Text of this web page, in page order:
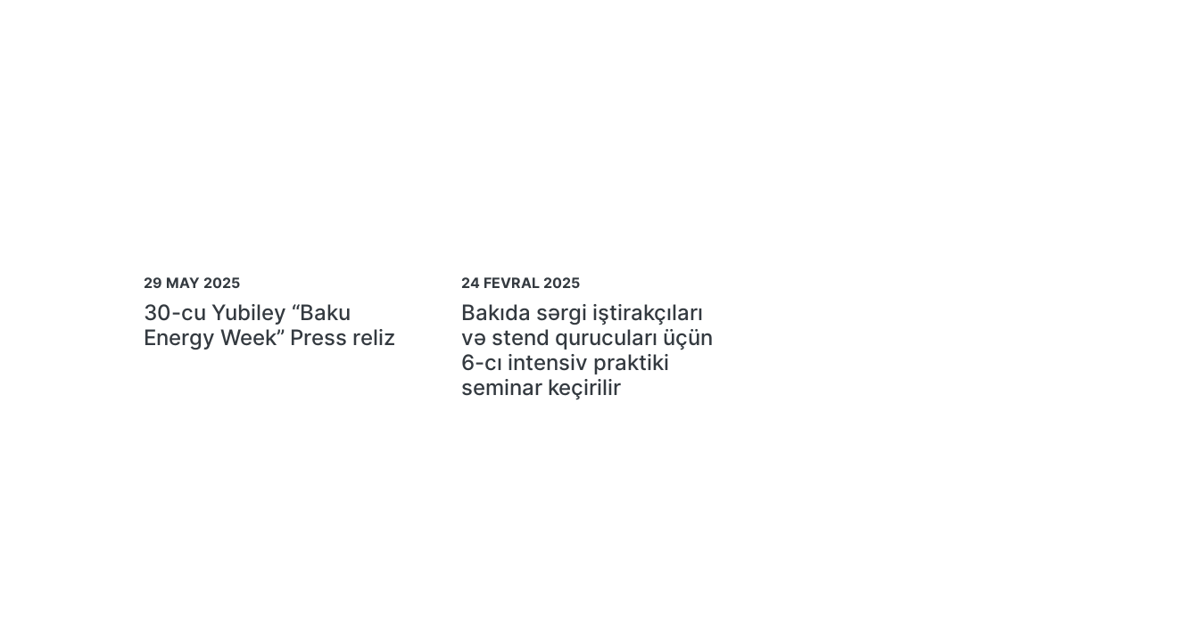
29 MAY 2025
30-cu Yubiley “Baku
Energy Week” Press reliz
24 FEVRAL 2025
Bakıda sərgi iştirakçıları
və stend qurucuları üçün
6-cı intensiv praktiki
seminar keçirilir